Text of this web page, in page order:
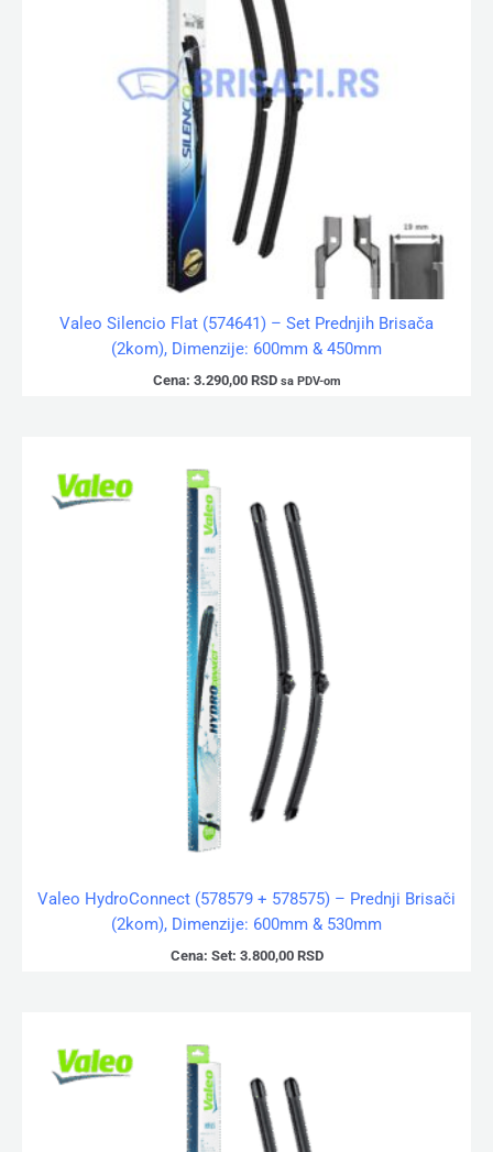
Valeo Silencio Flat (574641) – Set Prednjih Brisača
(2kom), Dimenzije: 600mm & 450mm
Cena: 3.290,00 RSD sa PDV-om
Valeo HydroConnect (578579 + 578575) – Prednji Brisači
(2kom), Dimenzije: 600mm & 530mm
Cena: Set: 3.800,00 RSD